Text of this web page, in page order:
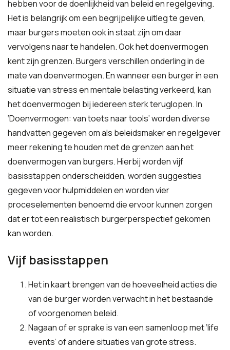
hebben voor de doenlijkheid van beleid en regelgeving.
Het is belangrijk om een begrijpelijke uitleg te geven,
maar burgers moeten ook in staat zijn om daar
vervolgens naar te handelen. Ook het doenvermogen
kent zijn grenzen. Burgers verschillen onderling in de
mate van doenvermogen. En wanneer een burger in een
situatie van stress en mentale belasting verkeerd, kan
het doenvermogen bij iedereen sterk teruglopen. In
‘Doenvermogen: van toets naar tools’ worden diverse
handvatten gegeven om als beleidsmaker en regelgever
meer rekening te houden met de grenzen aan het
doenvermogen van burgers. Hierbij worden vijf
basisstappen onderscheidden, worden suggesties
gegeven voor hulpmiddelen en worden vier
proceselementen benoemd die ervoor kunnen zorgen
dat er tot een realistisch burgerperspectief gekomen
kan worden.
Vijf basisstappen
Het in kaart brengen van de hoeveelheid acties die
van de burger worden verwacht in het bestaande
of voorgenomen beleid.
Nagaan of er sprake is van een samenloop met ‘life
events’ of andere situaties van grote stress.